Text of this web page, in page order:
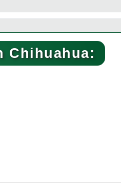
un Municipio
Chihuahua: